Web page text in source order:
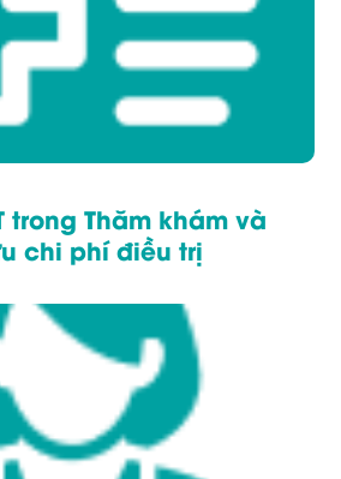
trong Thăm khám và
chi phí điều trị